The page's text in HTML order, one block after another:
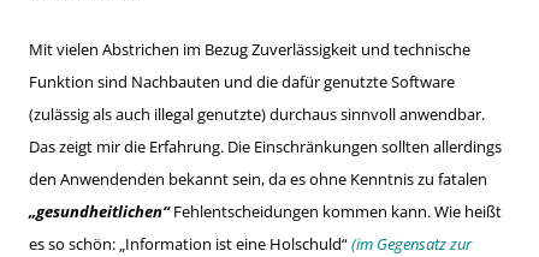
Mit vielen Abstrichen im Bezug Zuverlässigkeit und technische
Funktion sind Nachbauten und die dafür genutzte Software
(zulässig als auch illegal genutzte) durchaus sinnvoll anwendbar.
Das zeigt mir die Erfahrung. Die Einschränkungen sollten allerdings
den Anwendenden bekannt sein, da es ohne Kenntnis zu fatalen
„gesundheitlichen“ Fehlentscheidungen kommen kann. Wie heißt
es so schön: „Information ist eine Holschuld“(im Gegensatz zur